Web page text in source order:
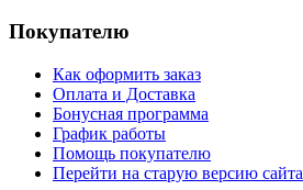
Покупателю
Как оформить заказ
Оплата и Доставка
Бонусная программа
График работы
Помощь покупателю
Перейти на старую версию сайта